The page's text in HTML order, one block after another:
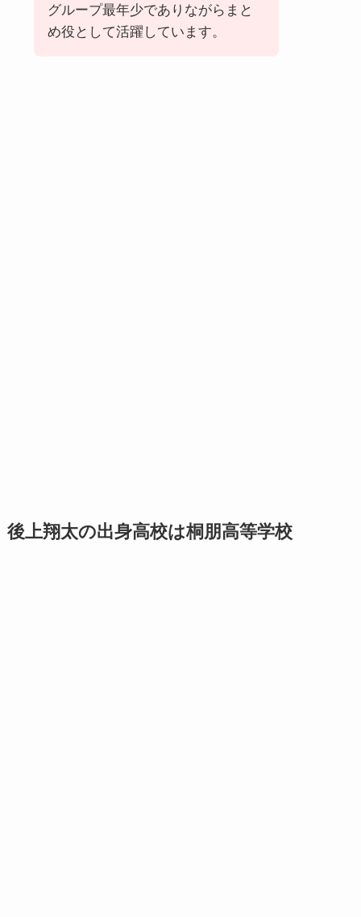
グループ最年少でありながらまと
め役として活躍しています。
後上翔太の出身高校は桐朋高等学校